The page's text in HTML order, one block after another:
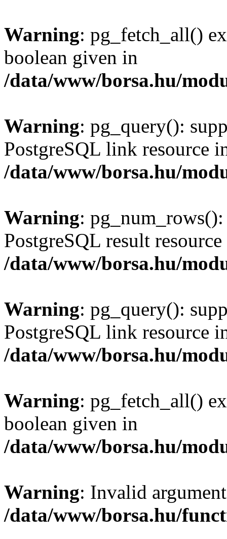
Warning: pg_fetch_all()
boolean given in
/data/www/borsa.hu/
Warning: pg_query():
PostgreSQL link resource
/data/www/borsa.hu/
Warning:
PostgreSQL result
/data/www/borsa.hu/
Warning: pg_query():
PostgreSQL link resource
/data/www/borsa.hu/
Warning: pg_fetch_all()
boolean given in
/data/www/borsa.hu/
Warning: Invalid
/data/www/borsa.hu/